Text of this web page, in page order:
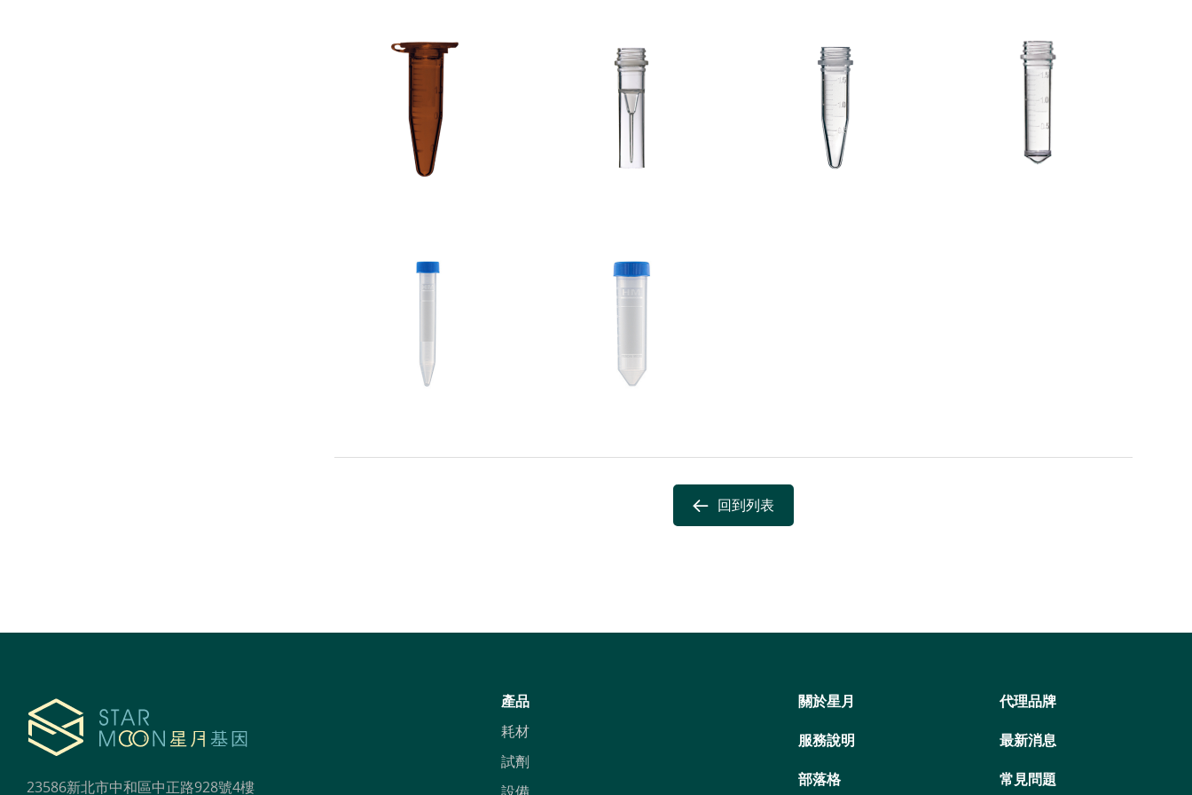
回到列表
產品
耗材
試劑
關於星月
代理品牌
服務說明
最新消息
部落格
常見問題
23586新北市中和區中正路928號4樓